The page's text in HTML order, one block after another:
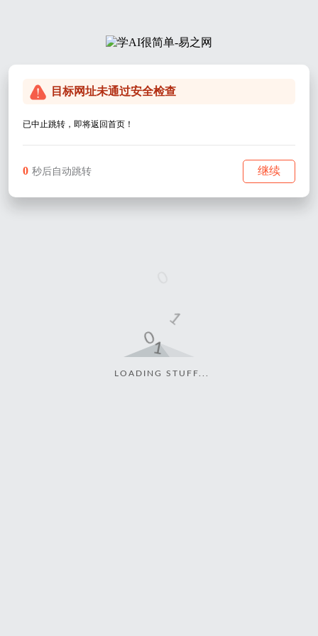
LOADING STUFF...
目标网址未通过安全检查
已中止跳转，即将返回首页！
0 秒后自动跳转 继续